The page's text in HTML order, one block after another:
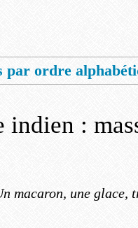
par ordre
indien :
macaron, une glace,